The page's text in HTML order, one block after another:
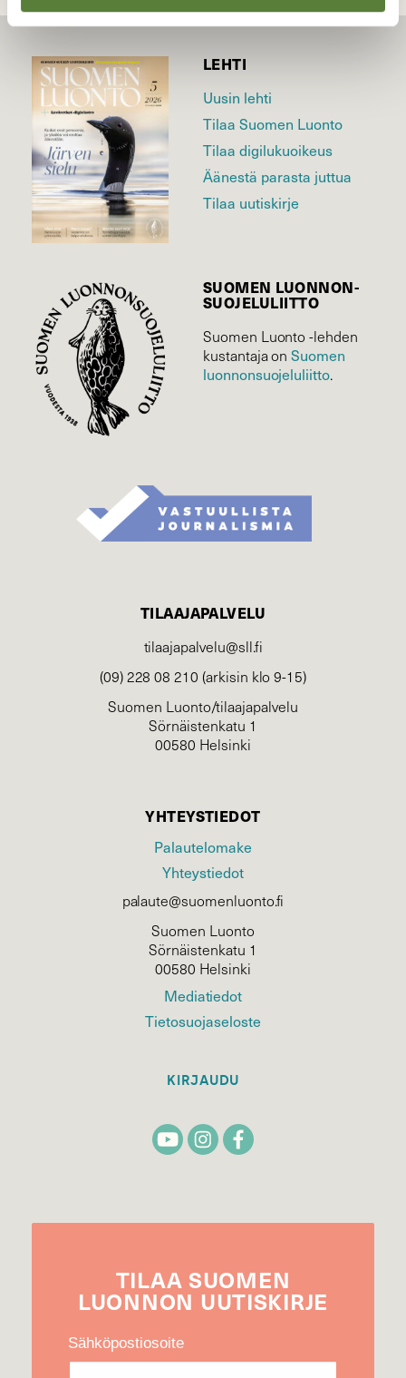
LEHTI
Uusin lehti
Tilaa Suomen Luonto
Tilaa digilukuoikeus
Äänestä parasta juttua
Tilaa uutiskirje
SUOMEN LUONNON­
SUOJELU­LIITTO
Suomen Luonto -lehden
kustantaja onSuomen
luonnonsuojelu­liitto.
TILAAJAPALVELU
tilaajapalvelu@sll.fi
(09) 228 08 210 (arkisin klo 9-15)
Suomen Luonto/tilaajapalvelu
Sörnäistenkatu 1
00580 Helsinki
YHTEYSTIEDOT
Palautelomake
Yhteystiedot
palaute@suomenluonto.fi
Suomen Luonto
Sörnäistenkatu 1
00580 Helsinki
Mediatiedot
Tietosuojaseloste
KIRJAUDU
TILAA SUOMEN
LUONNON UUTIS­KIRJE
Sähköpostiosoite